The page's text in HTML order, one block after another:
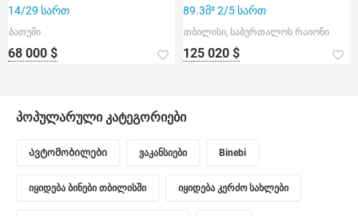
14/29 სართ
ბათუმი
68 000 $
89.3მ² 2/5 სართ
თბილისი, საბურთალოს რაიონი
125 020 $
პოპულარული კატეგორიები
Ავტომობილები ვაკანსიები Binebi
იყიდება ბინები თბილისში იყიდება კერძო სახლები